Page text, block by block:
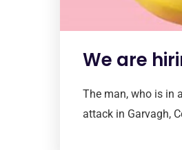
We are
The man, who is in
attack in Garvagh,